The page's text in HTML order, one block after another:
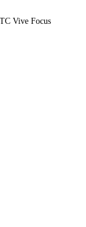
Vive Focus